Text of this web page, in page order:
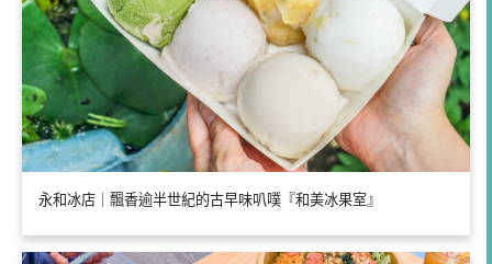
永和冰店｜飄香逾半世紀的古早味叭噗『和美冰果室』